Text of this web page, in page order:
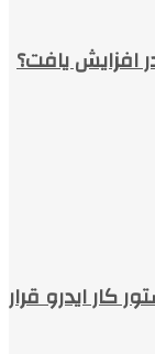
یافت؟
کار ایدرو قرار